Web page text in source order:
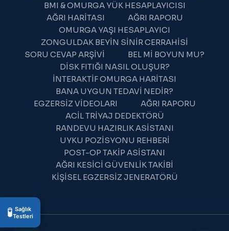
BMI & OMURGA YÜK HESAPLAYICISI
AĞRI HARITASI
AĞRI RAPORU
OMURGA YAŞI HESAPLAYICI
ZONGULDAK BEYIN SINIR CERRAHISI
SORU CEVAP ARŞIVI
BEL MI BOYUN MU?
DISK FITIĞI NASIL OLUŞUR?
İNTERAKTIF OMURGA HARITASI
BANA UYGUN TEDAVI NEDIR?
EGZERSIZ VIDEOLARI
AĞRI RAPORU
ACIL TRIYAJ DEDEKTÖRÜ
RANDEVU HAZIRLIK ASISTANI
UYKU POZISYONU REHBERI
POST-OP TAKIP ASISTANI
AĞRI KESICI GÜVENLIK TAKIBI
KIŞISEL EGZERSIZ JENERATÖRÜ
🧪 Sağlık
Testleri
WhatsApp Destek
Şu an çevrimdışı
16:34